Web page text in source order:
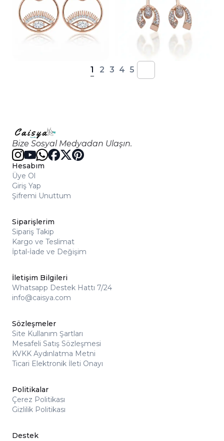
1 2 3 4 5
Bize Sosyal Medyadan Ulaşın.
Hesabım
Üye Ol
Giriş Yap
Şifremi Unuttum
Siparişlerim
Sipariş Takip
Kargo ve Teslimat
İptal-İade ve Değişim
İletişim Bilgileri
Whatsapp Destek Hattı 7/24
info@caisya.com
Sözleşmeler
Site Kullanım Şartları
Mesafeli Satış Sözleşmesi
KVKK Aydınlatma Metni
Ticari Elektronik İleti Onayı
Politikalar
Çerez Politikası
Gizlilik Politikası
Destek